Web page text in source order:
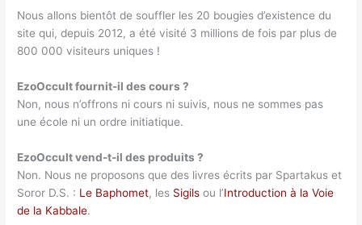
Nous allons bientôt de souffler les 20 bougies d’existence du
site qui, depuis 2012, a été visité 3 millions de fois par plus de
800 000 visiteurs uniques !
EzoOccult fournit-il des cours ?
Non, nous n’offrons ni cours ni suivis, nous ne sommes pas
une école ni un ordre initiatique.
EzoOccult vend-t-il des produits ?
Non. Nous ne proposons que des livres écrits par Spartakus et
Soror D.S. : Le Baphomet, les Sigils ou l’Introduction à la Voie
de la Kabbale.